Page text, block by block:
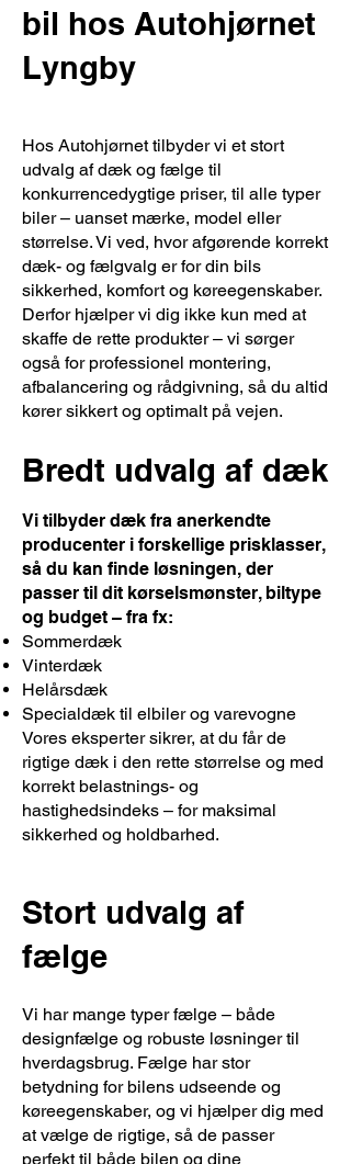
bil hos Autohjørnet
Lyngby
Hos Autohjørnet tilbyder vi et stort
udvalg af dæk og fælge til
konkurrencedygtige priser, til alle typer
biler – uanset mærke, model eller
størrelse. Vi ved, hvor afgørende korrekt
dæk- og fælgvalg er for din bils
sikkerhed, komfort og køreegenskaber.
Derfor hjælper vi dig ikke kun med at
skaffe de rette produkter – vi sørger
også for professionel montering,
afbalancering og rådgivning, så du altid
kører sikkert og optimalt på vejen.
Bredt udvalg af dæk
Vi tilbyder dæk fra anerkendte
producenter i forskellige prisklasser,
så du kan finde løsningen, der
passer til dit kørselsmønster, biltype
og budget – fra fx:
Sommerdæk
Vinterdæk
Helårsdæk
Specialdæk til elbiler og varevogne
Vores eksperter sikrer, at du får de
rigtige dæk i den rette størrelse og med
korrekt belastnings- og
hastighedsindeks – for maksimal
sikkerhed og holdbarhed.
Stort udvalg af
fælge
Vi har mange typer fælge – både
designfælge og robuste løsninger til
hverdagsbrug. Fælge har stor
betydning for bilens udseende og
køreegenskaber, og vi hjælper dig med
at vælge de rigtige, så de passer
perfekt til både bilen og dine